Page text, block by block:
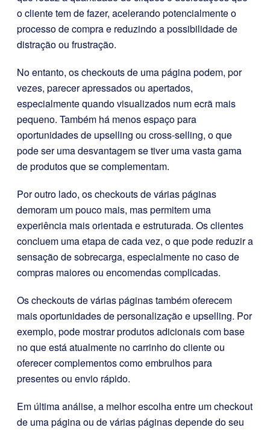
o cliente tem de fazer, acelerando potencialmente o
processo de compra e reduzindo a possibilidade de
distração ou frustração.
No entanto, os checkouts de uma página podem, por
vezes, parecer apressados ou apertados,
especialmente quando visualizados num ecrã mais
pequeno. Também há menos espaço para
oportunidades de upselling ou cross-selling, o que
pode ser uma desvantagem se tiver uma vasta gama
de produtos que se complementam.
Por outro lado, os checkouts de várias páginas
demoram um pouco mais, mas permitem uma
experiência mais orientada e estruturada. Os clientes
concluem uma etapa de cada vez, o que pode reduzir a
sensação de sobrecarga, especialmente no caso de
compras maiores ou encomendas complicadas.
Os checkouts de várias páginas também oferecem
mais oportunidades de personalização e upselling. Por
exemplo, pode mostrar produtos adicionais com base
no que está atualmente no carrinho do cliente ou
oferecer complementos como embrulhos para
presentes ou envio rápido.
Em última análise, a melhor escolha entre um checkout
de uma página ou de várias páginas depende do seu